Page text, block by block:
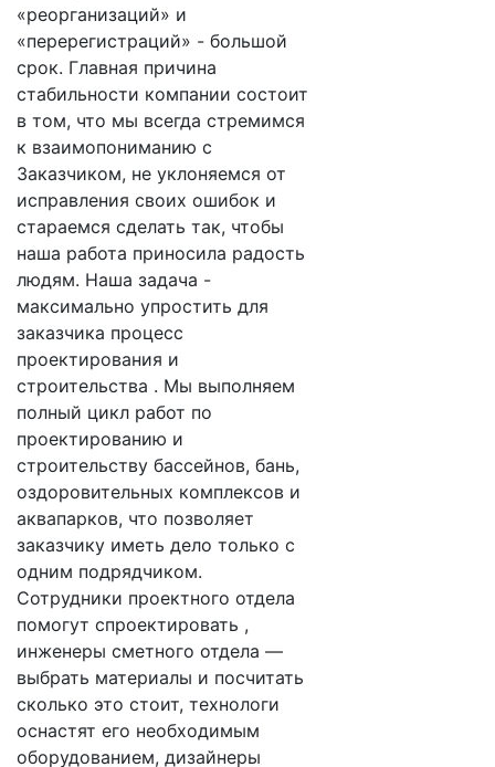
«реорганизаций» и
«перерегистраций» - большой
срок. Главная причина
стабильности компании состоит
в том, что мы всегда стремимся
к взаимопониманию с
Заказчиком, не уклоняемся от
исправления своих ошибок и
стараемся сделать так, чтобы
наша работа приносила радость
людям. Наша задача -
максимально упростить для
заказчика процесс
проектирования и
строительства . Мы выполняем
полный цикл работ по
проектированию и
строительству бассейнов, бань,
оздоровительных комплексов и
аквапарков, что позволяет
заказчику иметь дело только с
одним подрядчиком.
Сотрудники проектного отдела
помогут спроектировать ,
инженеры сметного отдела —
выбрать материалы и посчитать
сколько это стоит, технологи
оснастят его необходимым
оборудованием, дизайнеры